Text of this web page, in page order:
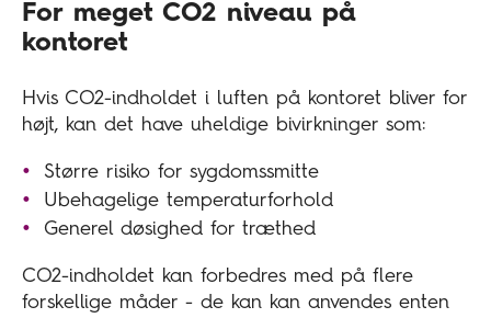
For meget CO2 niveau på
kontoret
Hvis CO2-indholdet i luften på kontoret bliver for
højt, kan det have uheldige bivirkninger som:
Større risiko for sygdomssmitte
Ubehagelige temperaturforhold
Generel døsighed for træthed
CO2-indholdet kan forbedres med på flere
forskellige måder - de kan kan anvendes enten